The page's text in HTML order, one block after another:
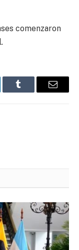
comenzaron
Tumblr Email